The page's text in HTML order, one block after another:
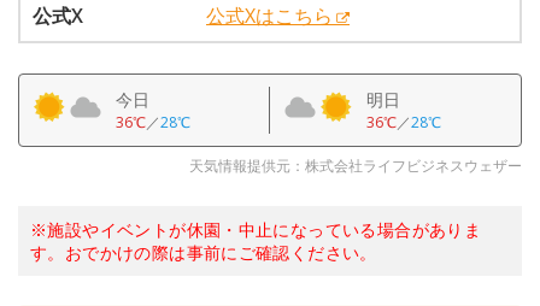
公式X
公式Xはこちら
今日
36℃／28℃
明日
36℃／28℃
天気情報提供元：株式会社ライフビジネスウェザー
※施設やイベントが休園・中止になっている場合がありま
す。おでかけの際は事前にご確認ください。